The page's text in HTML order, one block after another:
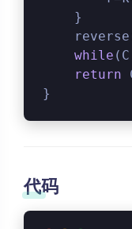
    }
while
return
}
代码